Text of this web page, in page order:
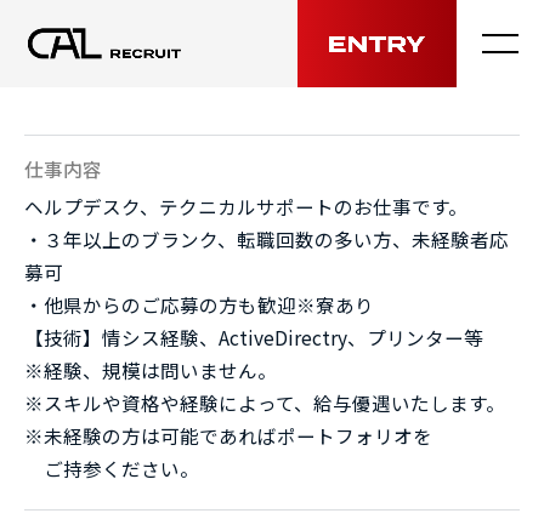
MENU
仕事内容
ヘルプデスク、テクニカルサポートのお仕事です。
・３年以上のブランク、転職回数の多い方、未経験者応
募可
・他県からのご応募の方も歓迎※寮あり
【技術】情シス経験、ActiveDirectry、プリンター等
※経験、規模は問いません。
※スキルや資格や経験によって、給与優遇いたします。
※未経験の方は可能であればポートフォリオを
ご持参ください。